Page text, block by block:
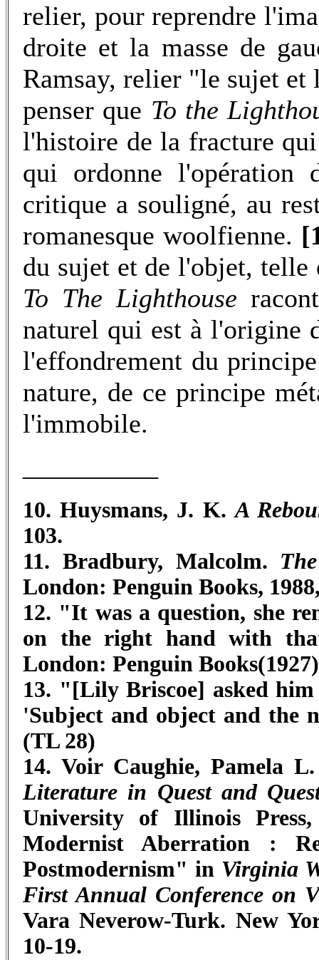
relier, pour reprendre
droite et la masse de
Ramsay, relier "le sujet
penser que To the
l'histoire de la fracture
qui ordonne l'opération
critique a souligné, au
romanesque woolfienne.
du sujet et de l'objet,
To The Lighthouse
naturel qui est à l'origine
l'effondrement du
nature, de ce principe
l'immobile.
10. Huysmans, J. K.A
103.
11. Bradbury, Malcolm.
London: Penguin Books,
12. "It was a question, she
on the right hand with
London: Penguin
13. "[Lily Briscoe] asked
'Subject and object and the
(TL 28)
14. Voir Caughie, Pamela
Literature in Quest and
University of Illinois
Modernist Aberration :
Postmodernism" in Virginia
First Annual Conference on
Vara Neverow-Turk. New
10-19.